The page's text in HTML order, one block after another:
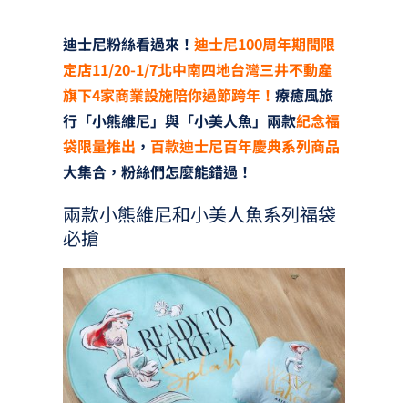
迪士尼粉絲看過來！ 迪士尼100周年期間限
定店11/20-1/7北中南四地台灣三井不動產
旗下4家商業設施陪你過節跨年！ 療癒風旅
行「小熊維尼」與「小美人魚」兩款紀念福
袋限量推出 ， 百款迪士尼百年慶典系列商品
大集合，粉絲們怎麼能錯過！
兩款小熊維尼和小美人魚系列福袋
必搶